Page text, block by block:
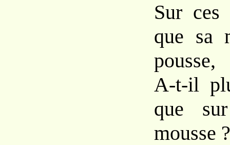
Sur ces
que sa
pousse,
A-t-il
que
mousse ?